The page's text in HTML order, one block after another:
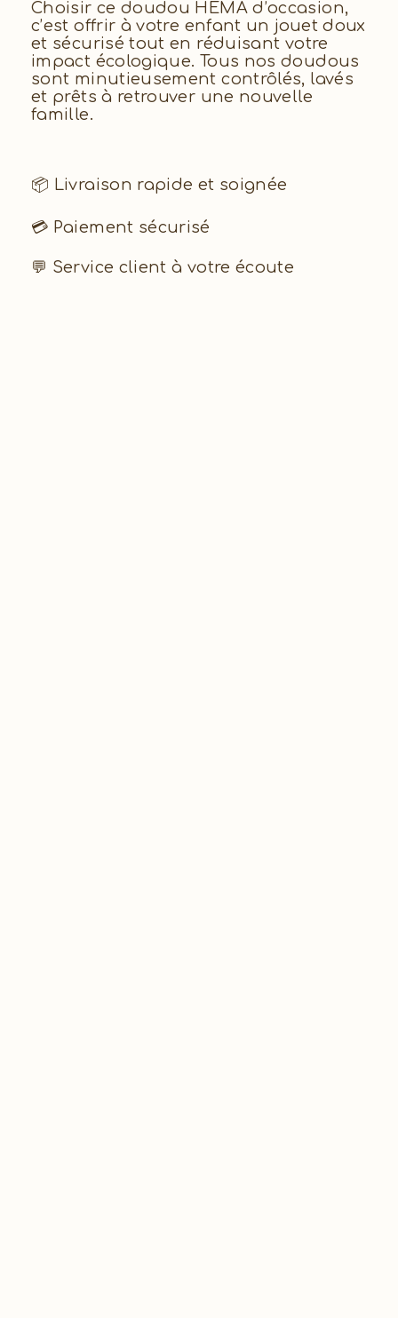
Choisir ce doudou HEMA d’occasion,
c’est offrir à votre enfant un jouet doux
et sécurisé tout en réduisant votre
impact écologique. Tous nos doudous
sont minutieusement contrôlés, lavés
et prêts à retrouver une nouvelle
famille.
📦 Livraison rapide et soignée
💳 Paiement sécurisé
💬 Service client à votre écoute